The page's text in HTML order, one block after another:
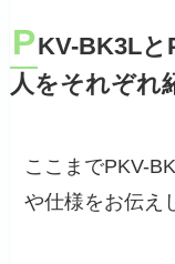
PKV-BK3Lと
人をそれぞれ
ここまでPKV-
や仕様をお伝え